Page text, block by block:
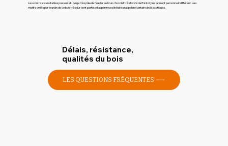
Les contrastes notables passant du beige très pâle de l’aubier au brun chocolat très foncé de l’hickory ne laissent personne indifférent. Les
motifs créés par le grain de ce bois très dur sont parfois d’apparences linéaires rappelant certains bois exotiques.
Délais, résistance,
qualités du bois
LES QUESTIONS FRÉQUENTES